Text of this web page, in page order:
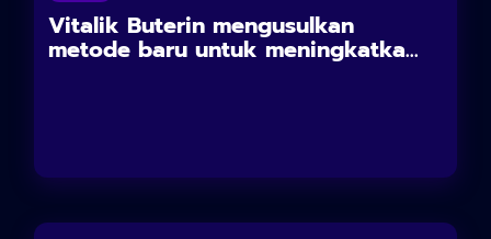
Vitalik Buterin mengusulkan
metode baru untuk meningkatka...